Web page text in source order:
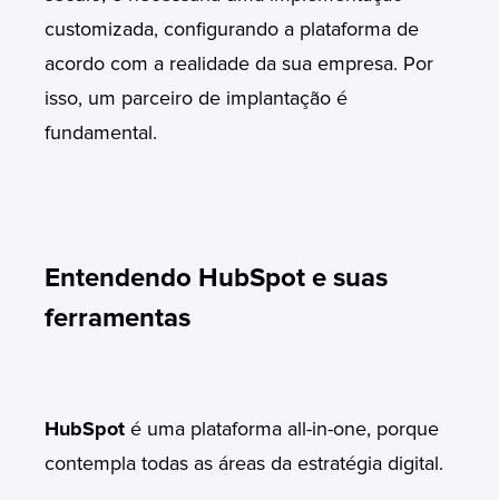
customizada, configurando a plataforma de
acordo com a realidade da sua empresa. Por
isso, um parceiro de implantação é
fundamental.
Entendendo HubSpot e suas
ferramentas
HubSpot é uma plataforma all-in-one, porque
contempla todas as áreas da estratégia digital.